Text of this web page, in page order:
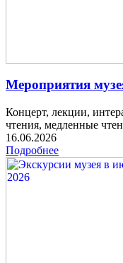
Мероприятия
Концерт, лекции,
чтения, медленные
16.06.2026
Подробнее